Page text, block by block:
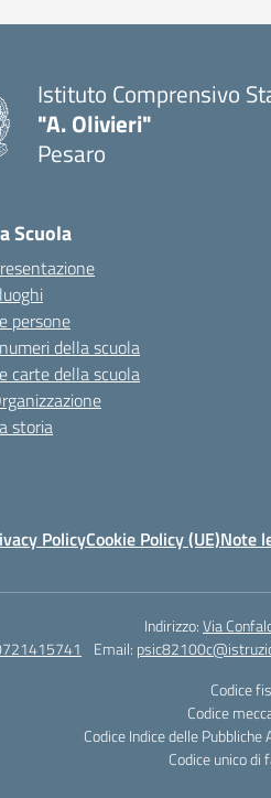
Istituto Comprensivo
"A. Olivieri"
Pesaro
Scuola
persone
della scuola
carte della scuola
storia
PolicyCookie Policy (UE)Note
Indirizzo:Via
Email:
Codice
Codice
Codice Indice delle
Codice unico di